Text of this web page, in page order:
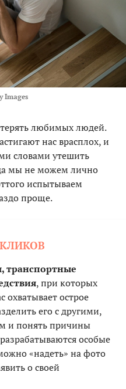
Images
любимых людей.
нас врасплох, и
словами утешить
мы не можем лично
испытываем
проще.
транспортные
, при которых
охватывает острое
его с другими,
и понять причины
особые
«надеть» на фото
о своей